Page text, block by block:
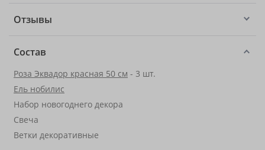
Отзывы
Состав
Роза Эквадор красная 50 см - 3 шт.
Ель нобилис
Набор новогоднего декора
Свеча
Ветки декоративные